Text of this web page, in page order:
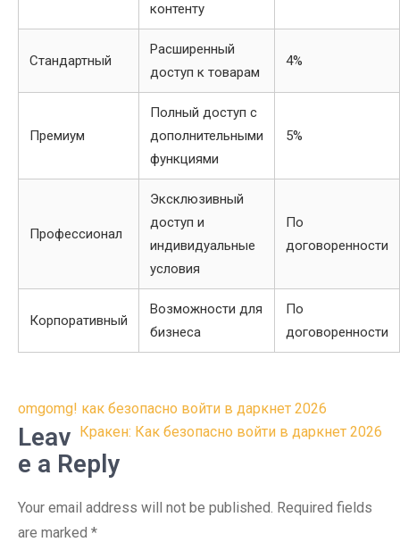
контенту
Стандартный
Расширенный
доступ к товарам
4%
Премиум
Полный доступ с
дополнительными
функциями
5%
Профессионал
Эксклюзивный
доступ и
индивидуальные
условия
По
договоренности
Корпоративный
Возможности для
бизнеса
По
договоренности
Post
navigation
omgomg! как безопасно войти в даркнет 2026
Кракен: Как безопасно войти в даркнет 2026
Leav
e a Reply
Your email address will not be published. Required fields
are marked *